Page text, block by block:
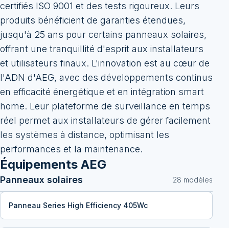
certifiés ISO 9001 et des tests rigoureux. Leurs
produits bénéficient de garanties étendues,
jusqu'à 25 ans pour certains panneaux solaires,
offrant une tranquillité d'esprit aux installateurs
et utilisateurs finaux. L'innovation est au cœur de
l'ADN d'AEG, avec des développements continus
en efficacité énergétique et en intégration smart
home. Leur plateforme de surveillance en temps
réel permet aux installateurs de gérer facilement
les systèmes à distance, optimisant les
performances et la maintenance.
Équipements AEG
Panneaux solaires 28 modèles
Panneau Series High Efficiency 405Wc